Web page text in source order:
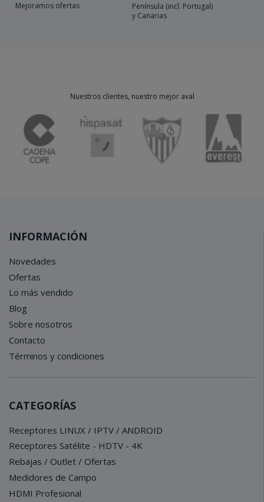
Mejoramos ofertas
Península (incl. Portugal)
y Canarias
Nuestros clientes, nuestro mejor aval
INFORMACIÓN
Novedades
Ofertas
Lo más vendido
Blog
Sobre nosotros
Contacto
Términos y condiciones
CATEGORÍAS
Receptores LINUX / IPTV / ANDROID
Receptores Satélite - HDTV - 4K
Rebajas / Outlet / Ofertas
Medidores de Campo
HDMI Profesional